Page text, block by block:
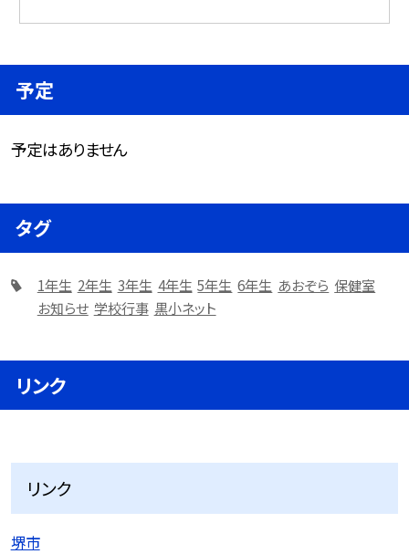
予定
予定はありません
タグ
1年生 2年生 3年生 4年生 5年生 6年生 あおぞら 保健室
お知らせ 学校行事 黒小ネット
リンク
リンク
堺市